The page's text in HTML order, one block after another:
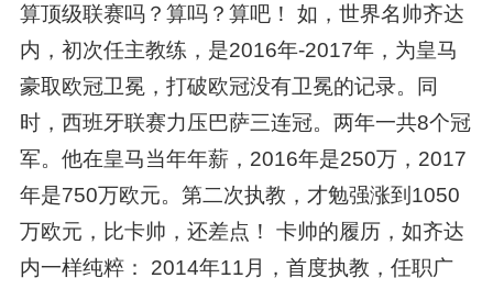
算顶级联赛吗？算吗？算吧！ 如，世界名帅齐达
内，初次任主教练，是2016年-2017年，为皇马
豪取欧冠卫冕，打破欧冠没有卫冕的记录。同
时，西班牙联赛力压巴萨三连冠。两年一共8个冠
军。他在皇马当年年薪，2016年是250万，2017
年是750万欧元。第二次执教，才勉强涨到1050
万欧元，比卡帅，还差点！ 卡帅的履历，如齐达
内一样纯粹： 2014年11月，首度执教，任职广